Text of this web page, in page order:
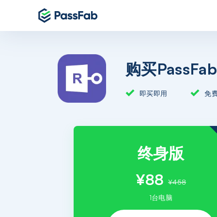
购买
即买即用 免
终身版
¥88 ¥458
1台电脑